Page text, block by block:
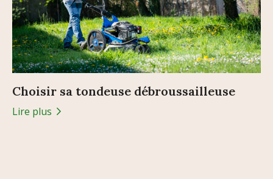
Choisir sa tondeuse débroussailleuse
Lire plus